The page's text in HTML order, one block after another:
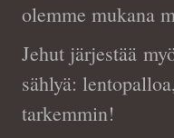
olemme mukana
Jehut järjestää
sählyä:
tarkemmin!